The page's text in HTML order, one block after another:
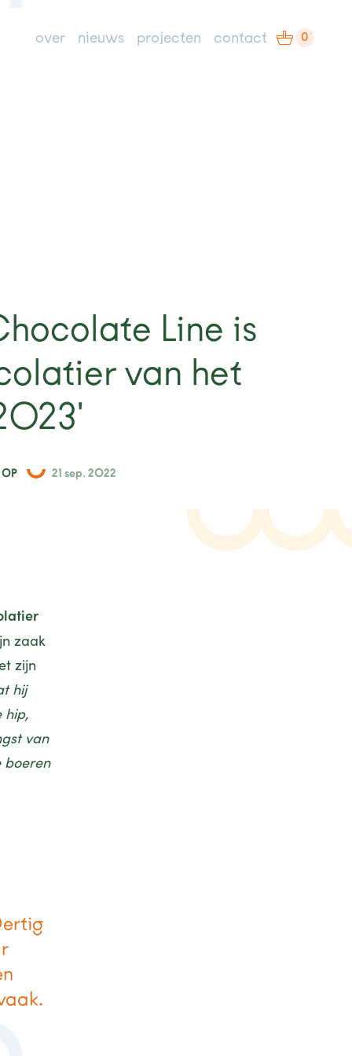
over nieuws projecten contact 0
Line is
van het
OP 21 sep. 2022
zaak
zijn
hij
hip,
van
boeren